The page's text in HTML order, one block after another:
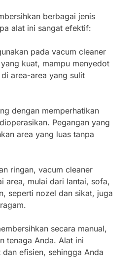
berbagai jenis
alat ini sangat efektif:
pada vacum cleaner
kuat, mampu menyedot
area-area yang sulit
dengan memperhatikan
Pegangan yang
area yang luas tanpa
ringan, vacum cleaner
area, mulai dari lantai, sofa,
seperti nozel dan sikat, juga
secara manual,
tenaga Anda. Alat ini
efisien, sehingga Anda